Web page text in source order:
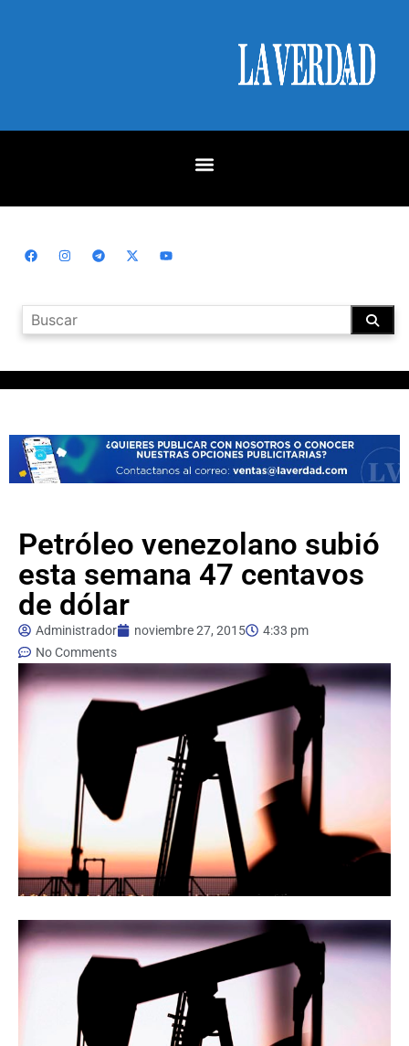
Petróleo venezolano subió
esta semana 47 centavos
de dólar
Administrador noviembre 27, 2015
4:33 pm
No Comments